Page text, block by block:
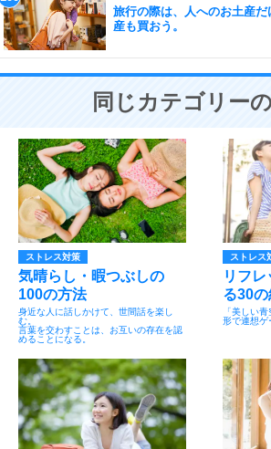
旅行の際は、人へのお土産
産も買おう。
同じカテゴリー
ストレス対策
気晴らし・暇つぶしの
100の方法
身近な人に話しかけて、世間話を楽し
む。
言葉を交わすことは、お互いの存在を認
めることになる。
ストレス
リフ
る30
「美しい
形で連想ゲ